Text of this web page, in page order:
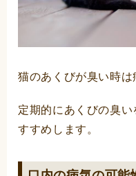
猫のあくびが臭い時は
定期的にあくびの臭
すすめします。